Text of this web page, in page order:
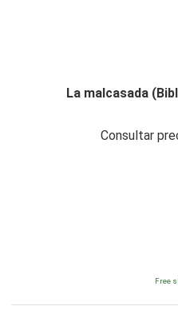
La malcasada
Consultar
Free